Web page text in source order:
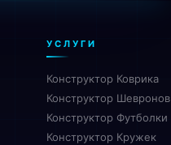
УСЛУГИ
Конструктор Коврика
Конструктор Шевронов
Конструктор Футболки
Конструктор Кружек